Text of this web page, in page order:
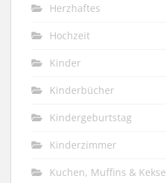
Herzhaftes
Hochzeit
Kinder
Kinderbücher
Kindergeburtstag
Kinderzimmer
Kuchen, Muffins & Kekse